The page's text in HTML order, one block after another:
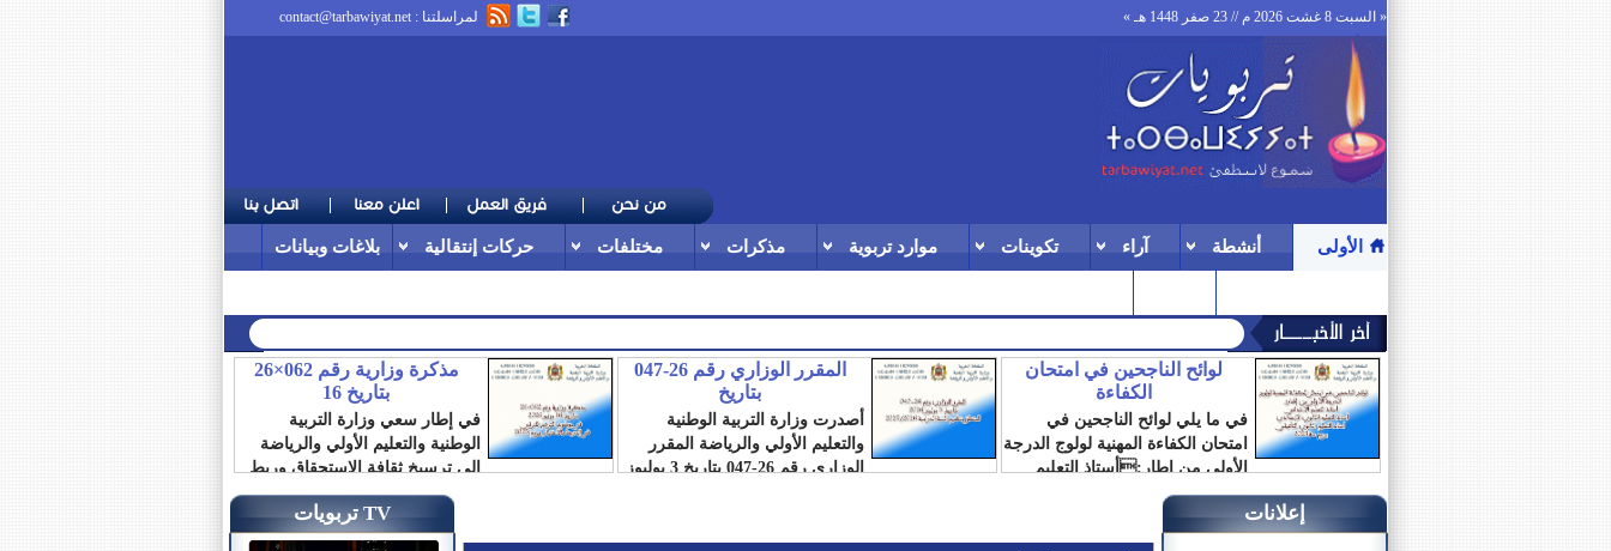
لمراسلتنا : contact@tarbawiyat.net « السبت 8 غشت 2026 م // 23 صفر 1448 هـ »
الأولى أنشطة آراء تكوينات موارد تربوية مذكرات مختلفات حركات إنتقالية بلاغات وبيانات
لوائح الناجحين في امتحان
الكفاءة
في ما يلي لوائح الناجحين في
امتحان الكفاءة المهنية لولوج الدرجة
الأولى من إطار:أستاذ التعليم
الابتدائي أستاذ...
المقرر الوزاري رقم 26-047
بتاريخ
أصدرت وزارة التربية الوطنية
والتعليم الأولي والرياضة المقرر
الوزاري رقم 26-047 بتاريخ 3 يوليوز
مذكرة وزارية رقم 062×26
بتاريخ 16
في إطار سعي وزارة التربية
الوطنية والتعليم الأولي والرياضة
إلى ترسيخ ثقافة الاستحقاق وربط
الترقية بالمردودية،...
تربويات TV إعلانات